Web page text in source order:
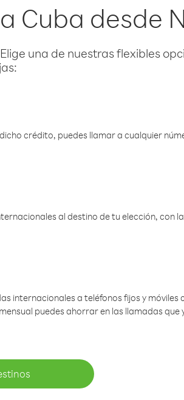
Cuba desde
una de nuestras flexibles
crédito, puedes llamar a cualquier
al destino de tu elección, con
internacionales a teléfonos fijos y móviles
puedes ahorrar en las llamadas que